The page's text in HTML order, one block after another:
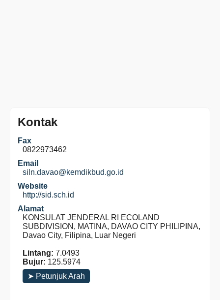
Kontak
Fax
0822973462
Email
siln.davao@kemdikbud.go.id
Website
http://sid.sch.id
Alamat
KONSULAT JENDERAL RI ECOLAND
SUBDIVISION, MATINA, DAVAO CITY PHILIPINA,
Davao City, Filipina, Luar Negeri
Lintang: 7.0493
Bujur: 125.5974
➤ Petunjuk Arah